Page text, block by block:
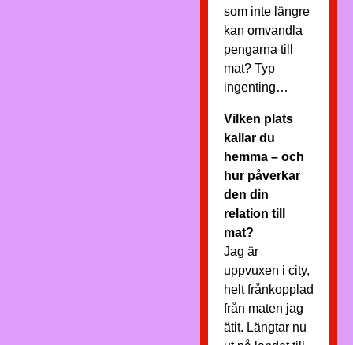
som inte längre
kan omvandla
pengarna till
mat? Typ
ingenting…
Vilken plats
kallar du
hemma – och
hur påverkar
den din
relation till
mat?
Jag är
uppvuxen i city,
helt frånkopplad
från maten jag
ätit. Längtar nu